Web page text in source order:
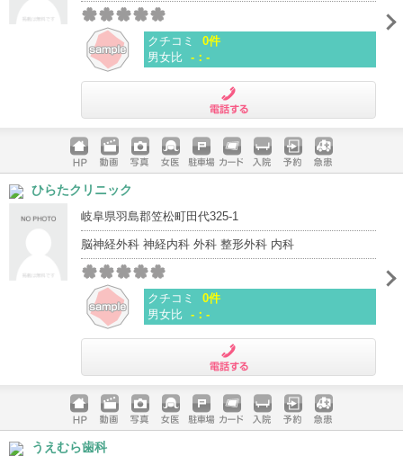
クチコミ
0件
男女比 -：-
ホームペ
ージ
動画 写真 女医 駐車場
クレジッ
入院 予約 急患
ひらたクリニック
岐阜県羽島郡笠松町田代325-1
脳神経外科 神経内科 外科 整形外科 内科
クチコミ
0件
男女比 -：-
ホームペ
ージ
動画 写真 女医 駐車場
クレジッ
入院 予約 急患
うえむら歯科